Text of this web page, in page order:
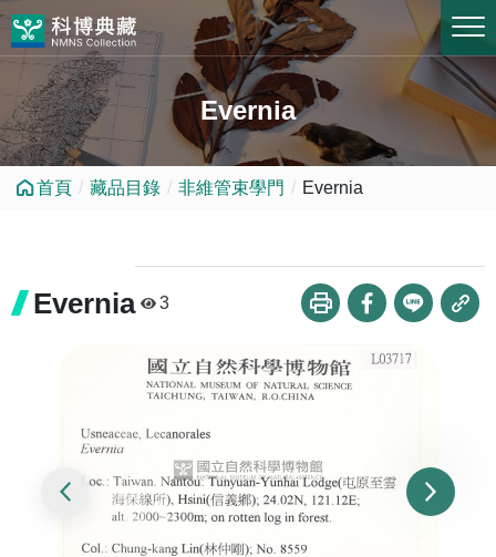
Evernia
首頁 藏品目錄 非維管束學門 Evernia
Evernia 3